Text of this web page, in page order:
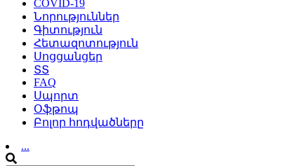
COVID-19
Նորություններ
Գիտություն
Հետազոտություն
Սոցցանցեր
ՏՏ
FAQ
Սպորտ
Օֆթոպ
Բոլոր հոդվածները
...